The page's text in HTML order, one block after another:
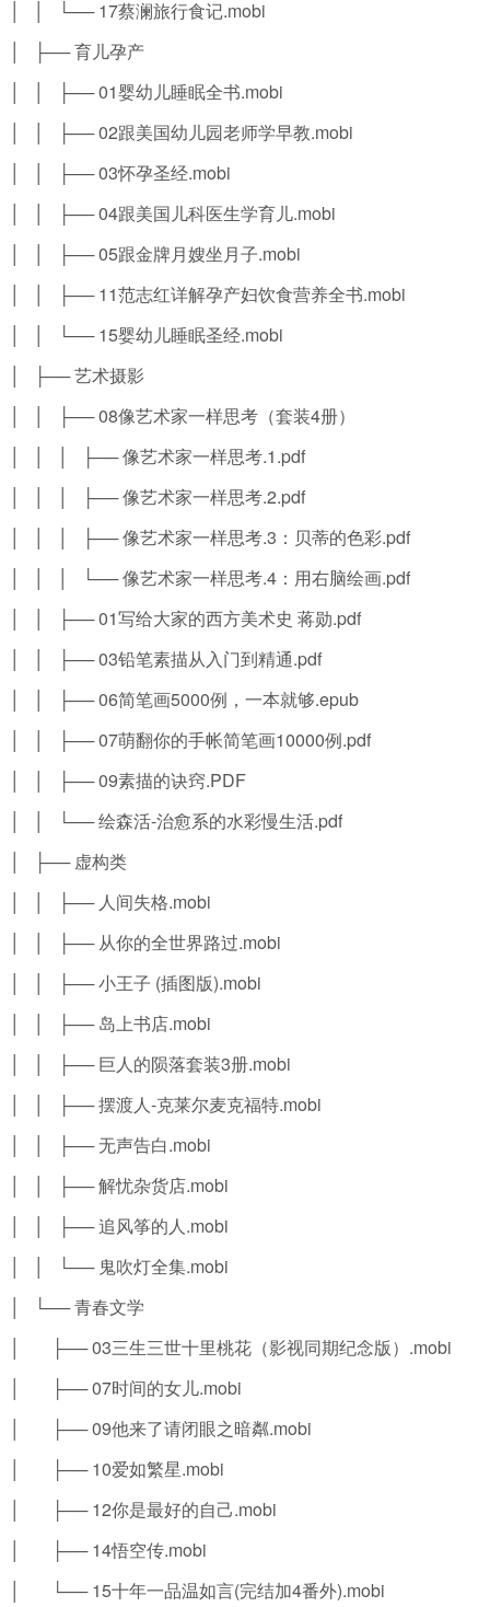
│ │ └── 17蔡澜旅行食记.mobi
│ ├── 育儿孕产
│ │ ├── 01婴幼儿睡眠全书.mobi
│ │ ├── 02跟美国幼儿园老师学早教.mobi
│ │ ├── 03怀孕圣经.mobi
│ │ ├── 04跟美国儿科医生学育儿.mobi
│ │ ├── 05跟金牌月嫂坐月子.mobi
│ │ ├── 11范志红详解孕产妇饮食营养全书.mobi
│ │ └── 15婴幼儿睡眠圣经.mobi
│ ├── 艺术摄影
│ │ ├── 08像艺术家一样思考（套装4册）
│ │ │ ├── 像艺术家一样思考.1.pdf
│ │ │ ├── 像艺术家一样思考.2.pdf
│ │ │ ├── 像艺术家一样思考.3：贝蒂的色彩.pdf
│ │ │ └── 像艺术家一样思考.4：用右脑绘画.pdf
│ │ ├── 01写给大家的西方美术史 蒋勋.pdf
│ │ ├── 03铅笔素描从入门到精通.pdf
│ │ ├── 06简笔画5000例，一本就够.epub
│ │ ├── 07萌翻你的手帐简笔画10000例.pdf
│ │ ├── 09素描的诀窍.PDF
│ │ └── 绘森活-治愈系的水彩慢生活.pdf
│ ├── 虚构类
│ │ ├── 人间失格.mobi
│ │ ├── 从你的全世界路过.mobi
│ │ ├── 小王子 (插图版).mobi
│ │ ├── 岛上书店.mobi
│ │ ├── 巨人的陨落套装3册.mobi
│ │ ├── 摆渡人-克莱尔麦克福特.mobi
│ │ ├── 无声告白.mobi
│ │ ├── 解忧杂货店.mobi
│ │ ├── 追风筝的人.mobi
│ │ └── 鬼吹灯全集.mobi
│ └── 青春文学
│ ├── 03三生三世十里桃花（影视同期纪念版）.mobi
│ ├── 07时间的女儿.mobi
│ ├── 09他来了请闭眼之暗粼.mobi
│ ├── 10爱如繁星.mobi
│ ├── 12你是最好的自己.mobi
│ ├── 14悟空传.mobi
│ └── 15十年一品温如言(完结加4番外).mobi